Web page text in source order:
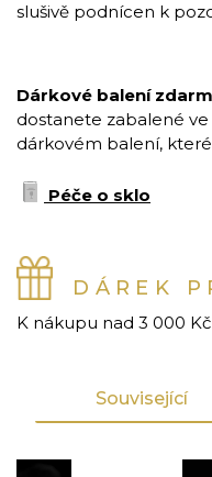
slušivě podnícen k
Dárkové balení
dostanete zabalené
dárkovém balení,
Péče o sklo
DÁREK
K nákupu nad 3 000
Související